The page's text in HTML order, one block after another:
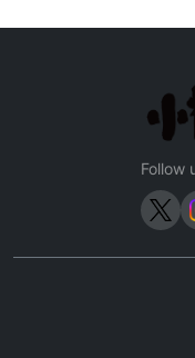
Follow